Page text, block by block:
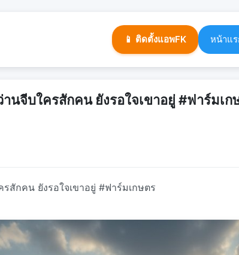
📱 ติดตั้งแอพFK หน้าแ
นจีบใครสักคน ยังรอใจเขาอยู่ #ฟาร์มเก
สักคน ยังรอใจเขาอยู่ #ฟาร์มเกษตร